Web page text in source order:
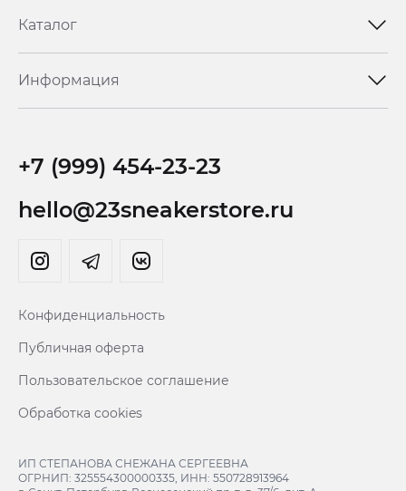
Каталог
Информация
+7 (999) 454-23-23
hello@23sneakerstore.ru
Конфиденциальность
Публичная оферта
Пользовательское соглашение
Обработка cookies
ИП СТЕПАНОВА СНЕЖАНА СЕРГЕЕВНА
ОГРНИП: 325554300000335, ИНН: 550728913964